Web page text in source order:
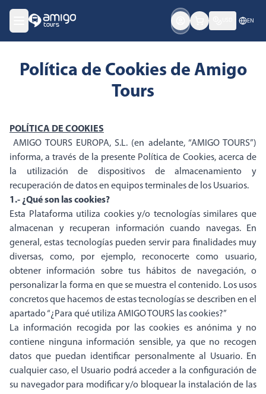
EN
Política de Cookies de Amigo
Tours
POLÍTICA DE COOKIES
AMIGO TOURS EUROPA, S.L. (en adelante, “AMIGO TOURS”)
informa, a través de la presente Política de Cookies, acerca de
la utilización de dispositivos de almacenamiento y
recuperación de datos en equipos terminales de los Usuarios.
1.- ¿Qué son las cookies?
Esta Plataforma utiliza cookies y/o tecnologías similares que
almacenan y recuperan información cuando navegas. En
general, estas tecnologías pueden servir para finalidades muy
diversas, como, por ejemplo, reconocerte como usuario,
obtener información sobre tus hábitos de navegación, o
personalizar la forma en que se muestra el contenido. Los usos
concretos que hacemos de estas tecnologías se describen en el
apartado “¿Para qué utiliza AMIGO TOURS las cookies?”
La información recogida por las cookies es anónima y no
contiene ninguna información sensible, ya que no recogen
datos que puedan identificar personalmente al Usuario. En
cualquier caso, el Usuario podrá acceder a la configuración de
su navegador para modificar y/o bloquear la instalación de las